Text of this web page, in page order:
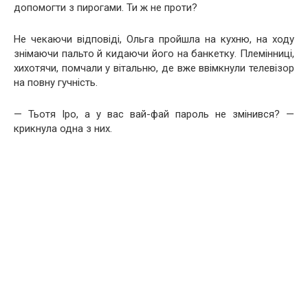
допомогти з пирогами. Ти ж не проти?
Не чекаючи відповіді, Ольга пройшла на кухню, на ходу
знімаючи пальто й кидаючи його на банкетку. Племінниці,
хихотячи, помчали у вітальню, де вже ввімкнули телевізор
на повну гучність.
— Тьотя Іро, а у вас вай-фай пароль не змінився? —
крикнула одна з них.